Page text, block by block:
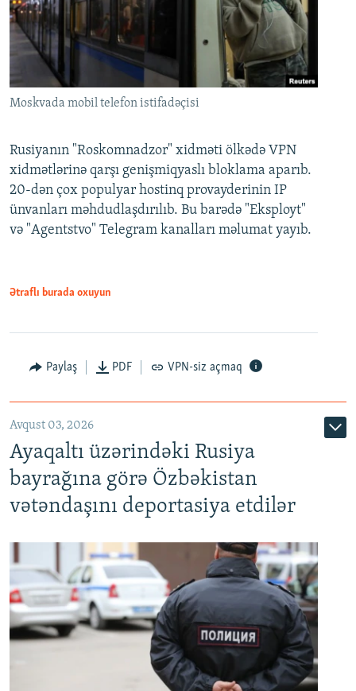
Moskvada mobil telefon istifadəçisi
Rusiyanın "Roskomnadzor" xidməti ölkədə VPN
xidmətlərinə qarşı genişmiqyaslı bloklama aparıb.
20-dən çox populyar hostinq provayderinin IP
ünvanları məhdudlaşdırılıb. Bu barədə "Eksployt"
və "Agentstvo" Telegram kanalları məlumat yayıb.
Ətraflı burada oxuyun
Paylaş PDF VPN-siz açmaq
Avqust 03, 2026
Ayaqaltı üzərindəki Rusiya
bayrağına görə Özbəkistan
vətəndaşını deportasiya etdilər